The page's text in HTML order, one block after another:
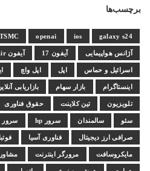
برچسب‌ها
galaxy s24
ios
openai
TSMC
آژانس هواپیمایی آیفون 17 آیفون Air
اسرائیل و حماس اپل اپل واچ
اینستاگرام بازار سهام بازاریابی
تلویزیون تین کلاینت حقوق فناوری
سئو سالمندان سرور hp سرور
صرافی ارز دیجیتال فناوری آسیا
مایکروسافت مرورگر اینترنت